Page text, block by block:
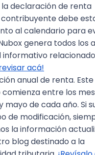
declaración de renta
contribuyente debe
al calendario para
genera todos los
acá!
anual de renta. Este
entre los
mayo de cada año. Si
de modificación,
la información
blog destinado a la